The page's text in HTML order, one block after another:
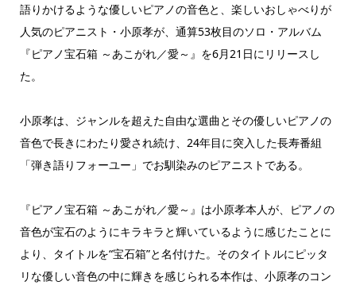
語りかけるような優しいピアノの音色と、楽しいおしゃべりが
人気のピアニスト・小原孝が、通算53枚目のソロ・アルバム
『ピアノ宝石箱 ～あこがれ／愛～』を6月21日にリリースし
た。
小原孝は、ジャンルを超えた自由な選曲とその優しいピアノの
音色で長きにわたり愛され続け、24年目に突入した長寿番組
「弾き語りフォーユー」でお馴染みのピアニストである。
『ピアノ宝石箱 ～あこがれ／愛～』は小原孝本人が、ピアノの
音色が宝石のようにキラキラと輝いているように感じたことに
より、タイトルを“宝石箱”と名付けた。そのタイトルにピッタ
リな優しい音色の中に輝きを感じられる本作は、小原孝のコン